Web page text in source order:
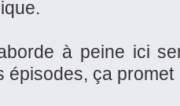
à peine ici
épisodes, ça promet